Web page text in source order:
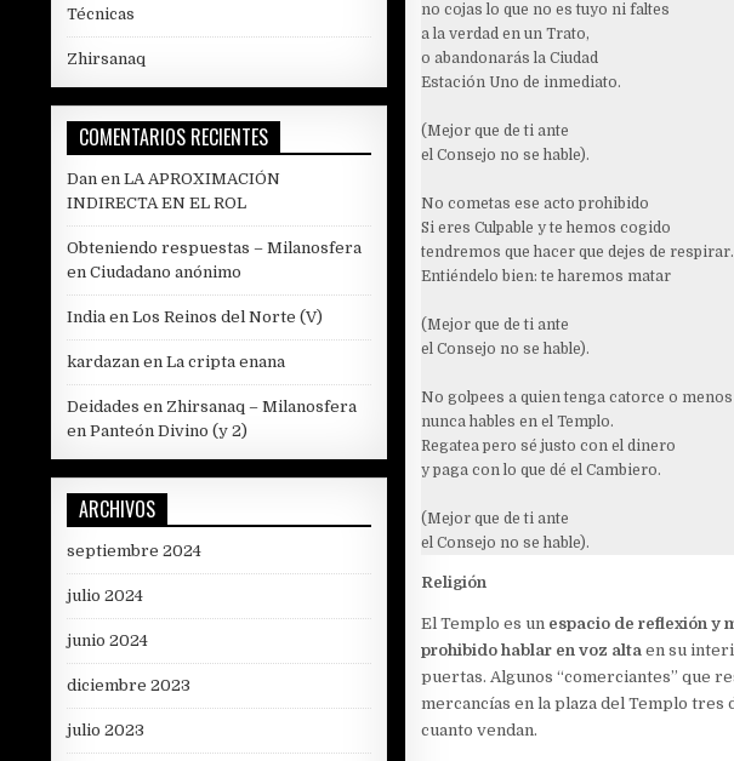
no cojas lo que no es tuyo ni faltes
a la verdad en un Trato,
o abandonarás la Ciudad
Estación Uno de inmediato.
(Mejor que de ti ante
el Consejo no se hable).
No cometas ese acto prohibido
Si eres Culpable y te hemos cogido
tendremos que hacer que dejes de respirar.
Entiéndelo bien: te haremos matar
(Mejor que de ti ante
el Consejo no se hable).
No golpees a quien tenga catorce o menos
nunca hables en el Templo.
Regatea pero sé justo con el dinero
y paga con lo que dé el Cambiero.
(Mejor que de ti ante
el Consejo no se hable).
Religión
El Templo es un espacio de reflexión y
prohibido hablar en voz alta en su
puertas. Algunos “comerciantes” que
mercancías en la plaza del Templo tres
cuanto vendan.
Técnicas
Zhirsanaq
COMENTARIOS RECIENTES
Dan en LA APROXIMACIÓN
INDIRECTA EN EL ROL
Obteniendo respuestas – Milanosfera
en Ciudadano anónimo
India en Los Reinos del Norte (V)
kardazan en La cripta enana
Deidades en Zhirsanaq – Milanosfera
en Panteón Divino (y 2)
ARCHIVOS
septiembre 2024
julio 2024
junio 2024
diciembre 2023
julio 2023